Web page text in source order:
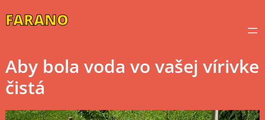
toFARANO
Aby bola voda vo vašej vírivke
čistá